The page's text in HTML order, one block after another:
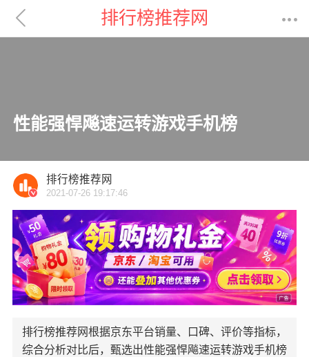
 排行榜推荐网 
性能强悍飚速运转游戏手机榜

排行榜推荐网
2021-07-26 19:17:46
排行榜推荐网根据京东平台销量、口碑、评价等指标，
综合分析对比后，甄选出性能强悍飚速运转游戏手机榜